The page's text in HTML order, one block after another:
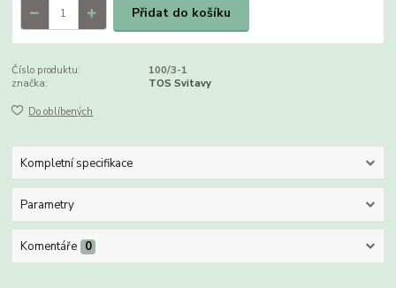
Přidat do košíku
Číslo produktu:
100/3-1
značka:
TOS Svitavy
Do oblíbených
Kompletní specifikace
Parametry
Komentáře 0